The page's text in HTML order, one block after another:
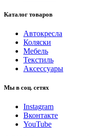
Каталог товаров
Автокресла
Коляски
Мебель
Текстиль
Аксессуары
Мы в соц. сетях
Instagram
Вконтакте
YouTube